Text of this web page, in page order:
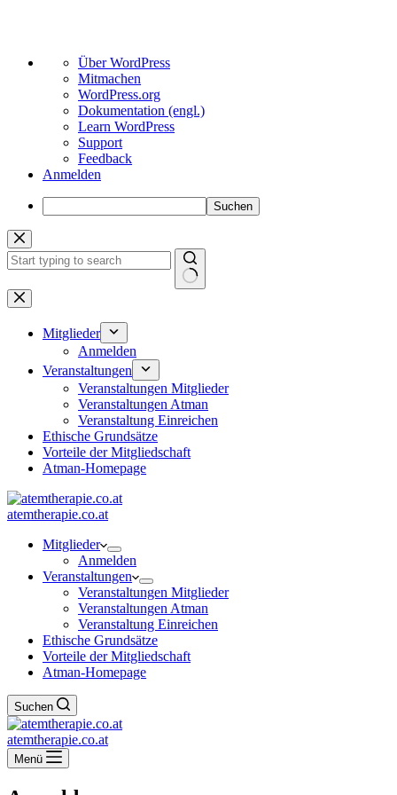
Über
WordPress
Über WordPress
Mitmachen
WordPress.org
Dokumentation (engl.)
Learn WordPress
Support
Feedback
Anmelden
Suchen
Zum
Inhalt
springen
Keine
Ergebnisse
Mitglieder
Anmelden
Veranstaltungen
Veranstaltungen Mitglieder
Veranstaltungen Atman
Veranstaltung Einreichen
Ethische Grundsätze
Vorteile der Mitgliedschaft
Atman-Homepage
atemtherapie.co.at
Mitglieder
Anmelden
Veranstaltungen
Veranstaltungen Mitglieder
Veranstaltungen Atman
Veranstaltung Einreichen
Ethische Grundsätze
Vorteile der Mitgliedschaft
Atman-Homepage
Suchen
atemtherapie.co.at
Menü